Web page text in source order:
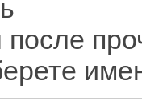
после